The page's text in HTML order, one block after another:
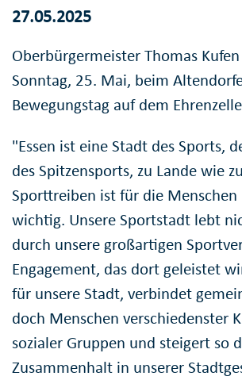
27.05.2025
Oberbürgermeister Thomas
Sonntag, 25. Mai, beim
Bewegungstag auf dem
"Essen ist eine Stadt des Sports,
des Spitzensports, zu Lande wie
Sporttreiben ist für die Menschen
wichtig. Unsere Sportstadt lebt
durch unsere großartigen
Engagement, das dort geleistet
für unsere Stadt, verbindet
doch Menschen verschiedenster
sozialer Gruppen und steigert so
Zusammenhalt in unserer